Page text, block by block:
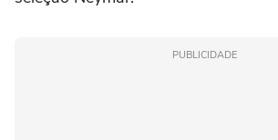
PUBLICIDADE